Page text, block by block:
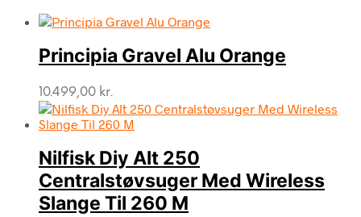
Principia Gravel Alu Orange
10.499,00 kr.
Nilfisk Diy Alt 250
Centralstøvsuger Med Wireless
Slange Til 260 M